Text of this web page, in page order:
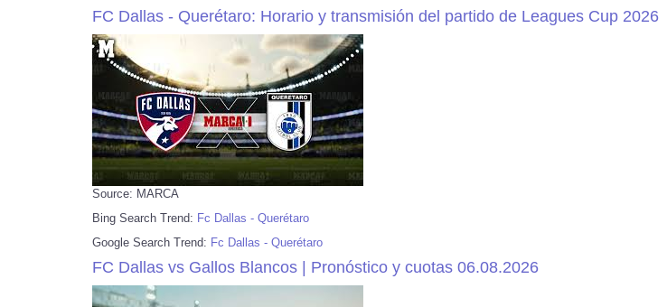
FC Dallas - Querétaro: Horario y transmisión del partido de Leagues Cup 2026
Source: MARCA
Bing Search Trend: Fc Dallas - Querétaro
Google Search Trend: Fc Dallas - Querétaro
FC Dallas vs Gallos Blancos | Pronóstico y cuotas 06.08.2026